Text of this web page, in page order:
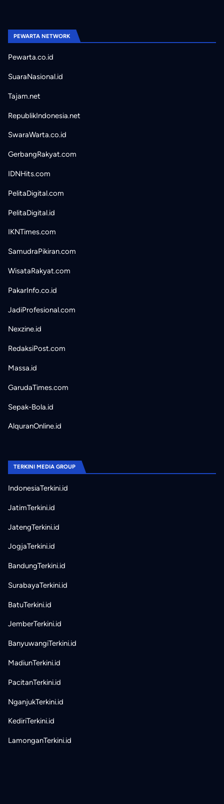
PEWARTA NETWORK
Pewarta.co.id
SuaraNasional.id
Tajam.net
RepublikIndonesia.net
SwaraWarta.co.id
GerbangRakyat.com
IDNHits.com
PelitaDigital.com
PelitaDigital.id
IKNTimes.com
SamudraPikiran.com
WisataRakyat.com
PakarInfo.co.id
JadiProfesional.com
Nexzine.id
RedaksiPost.com
Massa.id
GarudaTimes.com
Sepak-Bola.id
AlquranOnline.id
TERKINI MEDIA GROUP
IndonesiaTerkini.id
JatimTerkini.id
JatengTerkini.id
JogjaTerkini.id
BandungTerkini.id
SurabayaTerkini.id
BatuTerkini.id
JemberTerkini.id
BanyuwangiTerkini.id
MadiunTerkini.id
PacitanTerkini.id
NganjukTerkini.id
KediriTerkini.id
LamonganTerkini.id